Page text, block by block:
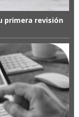
primera revisión